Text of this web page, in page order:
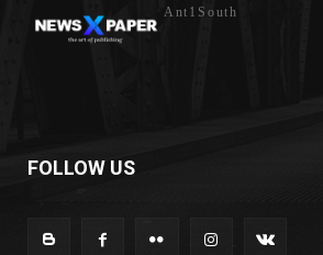
Ant1South
FOLLOW US